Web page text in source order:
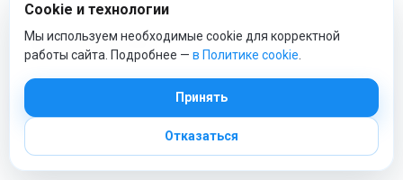
ТОП КАТЕГОРИИ
Постельное белье
Cookie и технологии
Мы используем необходимые cookie для корректной
работы сайта. Подробнее — в Политике cookie
Принять
Отказаться